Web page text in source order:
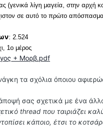
(γενικά λίγη μαγεία, στην αρχή
σε αυτό το πρώτο
: 2.524
1ο μέρος
+ Μορβ.pdf
τα σχόλια όποιου
σας σχετικά με ένα
thread που ταιριάζει
κάποιο, έτσι το